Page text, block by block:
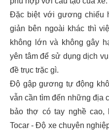
Đặc biệt với gương chiếu
giản bên ngoài khác thì
không lớn và không gây
yên tâm để sử dụng dịch
đề trục trặc gì.
Độ gập gương tự động
vẫn cần tìm đến những địa
bảo thợ có tay nghề cao,
Tocar - Độ xe chuyên